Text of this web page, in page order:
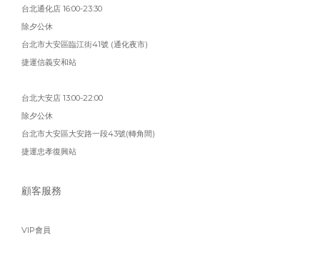
台北通化店 16:00-23:30
除夕公休
台北市大安區臨江街41號 (通化夜市)
捷運信義安和站
台北大安店 13:00-22:00
除夕公休
台北市大安區大安路一段43號(轉角間)
捷運忠孝復興站
顧客服務
VIP會員